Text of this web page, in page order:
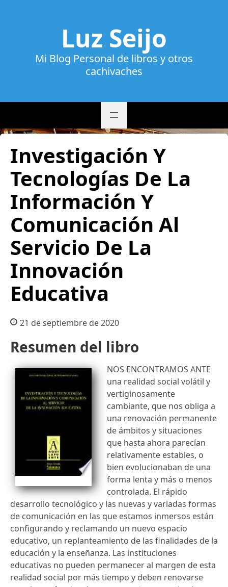
Luz Seijo
Mi Blog Personal de libros y otros
cachivaches
Investigación Y
Tecnologías De La
Información Y
Comunicación Al
Servicio De La
Innovación
Educativa
21 de septiembre de 2020
Resumen del libro
NOS ENCONTRAMOS ANTE
una realidad social volátil y
vertiginosamente
cambiante, que nos obliga a
una renovación permanente
de ámbitos y situaciones
que hasta ahora parecían
relativamente estables, o
bien evolucionaban de una
forma lenta y más o menos
controlada. El rápido
desarrollo tecnológico y las nuevas y variadas formas
de comunicación en las que estamos inmersos están
configurando y reclamando un nuevo espacio
educativo, un replanteamiento de las finalidades de la
educación y la enseñanza. Las instituciones
educativas no pueden permanecer al margen de esta
realidad social por más tiempo y deben renovarse